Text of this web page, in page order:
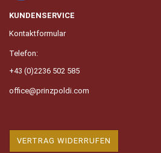
KUNDENSERVICE
Kontaktformular
Telefon:
+43 (0)2236 502 585
office@prinzpoldi.com
VERTRAG WIDERRUFEN